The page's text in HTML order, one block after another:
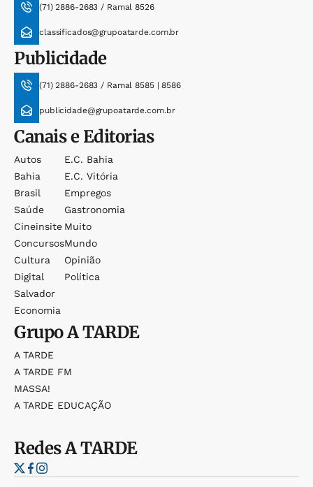
(71) 2886-2683 / Ramal 8526
classificados@grupoatarde.com.br
Publicidade
(71) 2886-2683 / Ramal 8585 | 8586
publicidade@grupoatarde.com.br
Canais e Editorias
Autos
Bahia
Brasil
Saúde
Cineinsite
Concursos
Cultura
Digital
Salvador
Economia
E.c. Bahia
E.c. Vitória
Empregos
Gastronomia
Muito
Mundo
Opinião
Política
GrupoA TARDE
A TARDE
A TARDE FM
MASSA!
A TARDE EDUCAÇÃO
RedesA TARDE